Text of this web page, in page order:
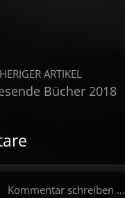
ARTIKEL
Bücher 2018
Kommentar schreiben …